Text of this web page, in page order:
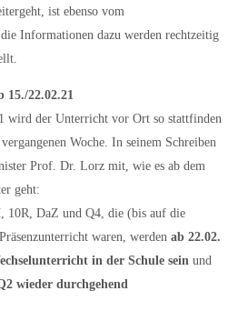
ist ebenso vom
Informationen dazu werden rechtzeitig
22.02.21
wird der Unterricht vor Ort so stattfinden
Woche. In seinem Schreiben
Prof. Dr. Lorz mit, wie es ab dem
geht:
10R, DaZ und Q4, die (bis auf die
waren, werden ab 22.02.
in der Schule sein und
wieder durchgehend